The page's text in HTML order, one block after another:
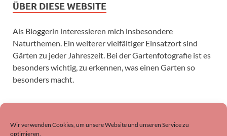
Wir verwenden Cookies, um unsere Website und unseren Service zu
optimieren.
ÜBER DIESE WEBSITE
Als Bloggerin interessieren mich insbesondere
Naturthemen. Ein weiterer vielfältiger Einsatzort sind
Gärten zu jeder Jahreszeit. Bei der Gartenfotografie ist es
besonders wichtig, zu erkennen, was einen Garten so
besonders macht.